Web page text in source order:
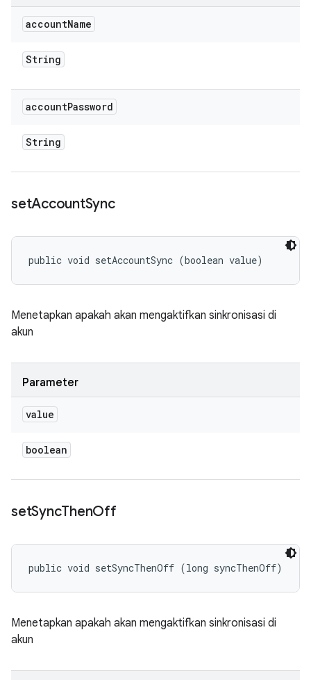
accountName
String
accountPassword
String
setAccountSync
public void setAccountSync (boolean value)
Menetapkan apakah akan mengaktifkan sinkronisasi di
akun
Parameter
value
boolean
setSyncThenOff
public void setSyncThenOff (long syncThenOff)
Menetapkan apakah akan mengaktifkan sinkronisasi di
akun